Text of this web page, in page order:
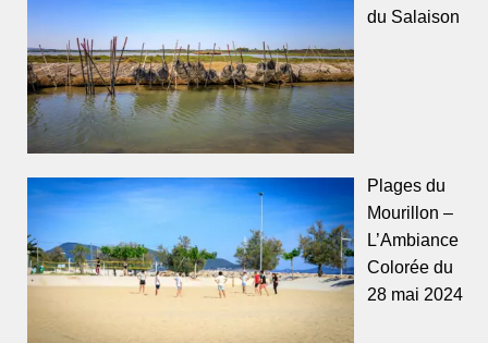
du Salaison
Plages du
Mourillon –
L’Ambiance
Colorée du
28 mai 2024